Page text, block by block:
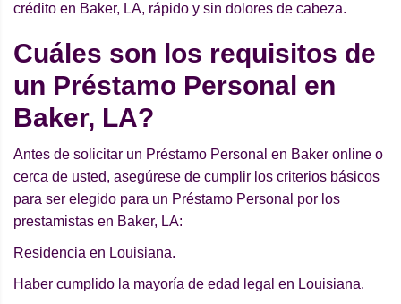
crédito en Baker, LA, rápido y sin dolores de cabeza.
Cuáles son los requisitos de
un Préstamo Personal en
Baker, LA?
Antes de solicitar un Préstamo Personal en Baker online o
cerca de usted, asegúrese de cumplir los criterios básicos
para ser elegido para un Préstamo Personal por los
prestamistas en Baker, LA:
Residencia en Louisiana.
Haber cumplido la mayoría de edad legal en Louisiana.